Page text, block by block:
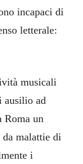
incapaci di
letterale:
musicali
ausilio ad
Roma un
malattie di
i